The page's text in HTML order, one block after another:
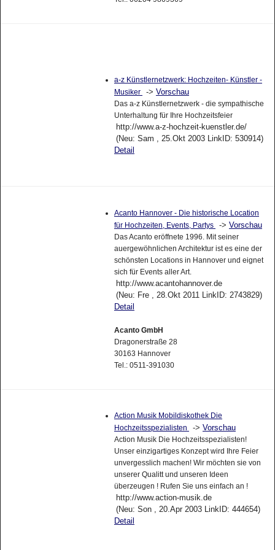
a-z Künstlernetzwerk: Hochzeiten- Künstler -
Musiker
-> Vorschau
Das a-z Künstlernetzwerk - die sympathische
Unterhaltung für Ihre Hochzeitsfeier
http://www.a-z-hochzeit-kuenstler.de/
(Neu: Sam , 25.Okt 2003 LinkID: 530914)
Detail
Acanto Hannover - Die historische Location
für Hochzeiten, Events, Partys
-> Vorschau
Das Acanto eröffnete 1996. Mit seiner
auergewöhnlichen Architektur ist es eine der
schönsten Locations in Hannover und eignet
sich für Events aller Art.
http://www.acantohannover.de
(Neu: Fre , 28.Okt 2011 LinkID: 2743829)
Detail
Acanto GmbH
Dragonerstraße 28
30163 Hannover
Tel.: 0511-391030
Action Musik Mobildiskothek Die
Hochzeitsspezialisten
-> Vorschau
Action Musik Die Hochzeitsspezialisten!
Unser einzigartiges Konzept wird Ihre Feier
unvergesslich machen! Wir möchten sie von
unserer Qualitt und unseren Ideen
überzeugen ! Rufen Sie uns einfach an !
http://www.action-musik.de
(Neu: Son , 20.Apr 2003 LinkID: 444654)
Detail